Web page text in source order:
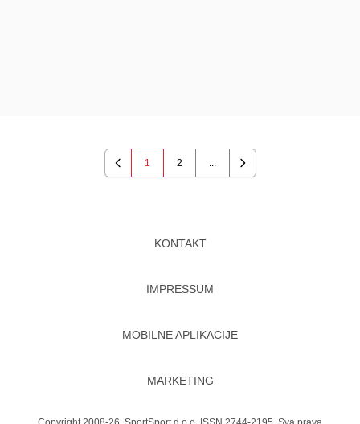
Previous
1 2 ...
Next
KONTAKT
IMPRESSUM
MOBILNE APLIKACIJE
MARKETING